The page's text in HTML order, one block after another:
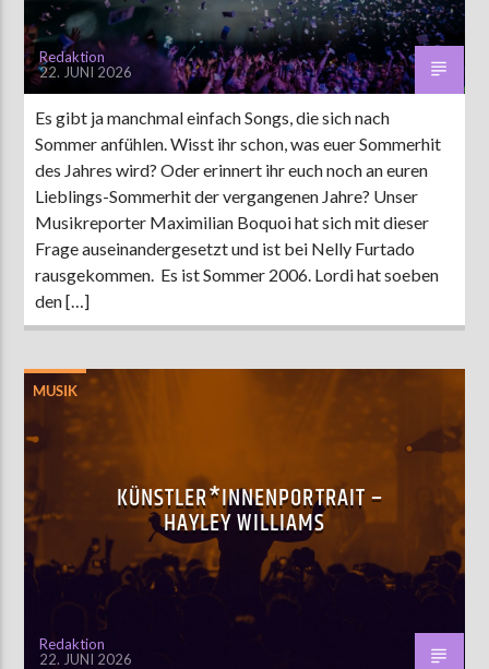
Redaktion
22. JUNI 2026
Es gibt ja manchmal einfach Songs, die sich nach
Sommer anfühlen. Wisst ihr schon, was euer Sommerhit
des Jahres wird? Oder erinnert ihr euch noch an euren
Lieblings-Sommerhit der vergangenen Jahre? Unser
Musikreporter Maximilian Boquoi hat sich mit dieser
Frage auseinandergesetzt und ist bei Nelly Furtado
rausgekommen. Es ist Sommer 2006. Lordi hat soeben
den […]
MUSIK
KÜNSTLER*INNENPORTRAIT –
HAYLEY WILLIAMS
Redaktion
22. JUNI 2026